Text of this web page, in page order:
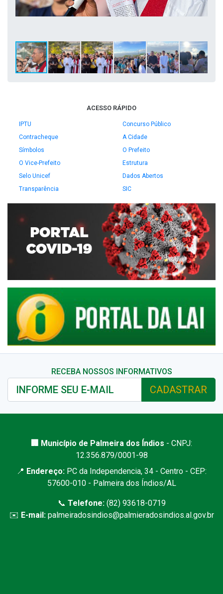
ACESSO RÁPIDO
IPTU
Concurso Público
Contracheque
A Cidade
Símbolos
O Prefeito
O Vice-Prefeito
Estrutura
Selo Unicef
Dados Abertos
Transparência
SIC
RECEBA NOSSOS INFORMATIVOS
CADASTRAR
🏢 Município de Palmeira dos Índios - CNPJ:
12.356.879/0001-98
📍 Endereço: PC da Independencia, 34 - Centro - CEP:
57600-010 - Palmeira dos Índios/AL
📞 Telefone:(82) 93618-0719
✉️ E-mail: palmeiradosindios@palmieradosindios.al.gov.br